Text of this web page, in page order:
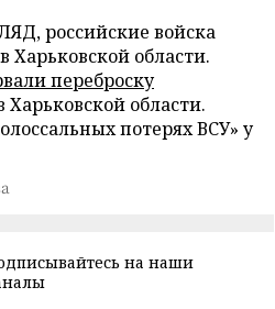
российские войска
Харьковской области.
переброску
Харьковской области.
потерях ВСУ» у
на наши